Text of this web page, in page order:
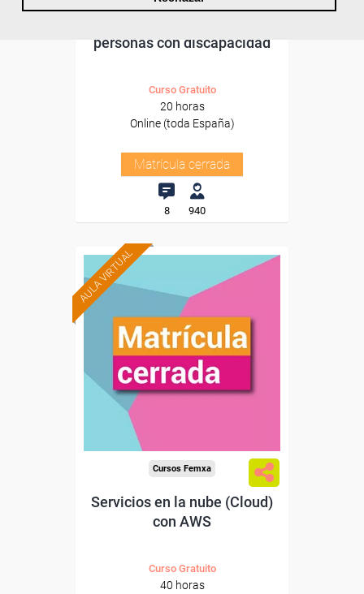
personas con discapacidad
Curso Gratuito
20 horas
Online (toda España)
Matrícula cerrada
8 940
AULA VIRTUAL
Cursos Femxa
Servicios en la nube (Cloud)
con AWS
Curso Gratuito
40 horas